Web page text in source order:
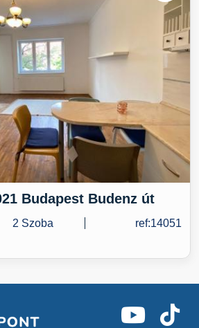
Budapest Budenz út
2 Szoba ref:14051